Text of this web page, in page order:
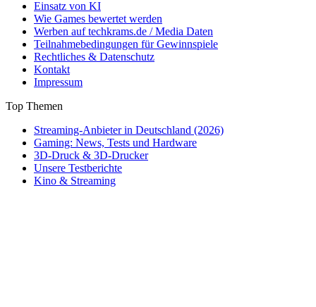
Einsatz von KI
Wie Games bewertet werden
Werben auf techkrams.de / Media Daten
Teilnahmebedingungen für Gewinnspiele
Rechtliches & Datenschutz
Kontakt
Impressum
Top Themen
Streaming-Anbieter in Deutschland (2026)
Gaming: News, Tests und Hardware
3D-Druck & 3D-Drucker
Unsere Testberichte
Kino & Streaming